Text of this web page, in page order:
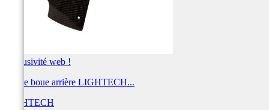
Exclusivité web !
Garde boue arrière LIGHTECH...
LIGHTECH